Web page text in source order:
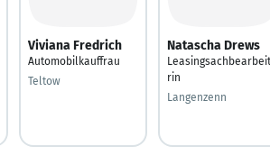
Viviana Fredrich
Automobilkauffrau
Teltow
Natascha Drews
rin
Langenzenn